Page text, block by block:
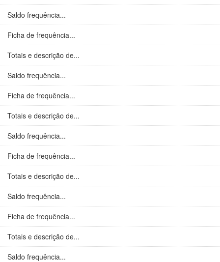
Saldo frequência...
Ficha de frequência...
Totais e descrição de...
Saldo frequência...
Ficha de frequência...
Totais e descrição de...
Saldo frequência...
Ficha de frequência...
Totais e descrição de...
Saldo frequência...
Ficha de frequência...
Totais e descrição de...
Saldo frequência...